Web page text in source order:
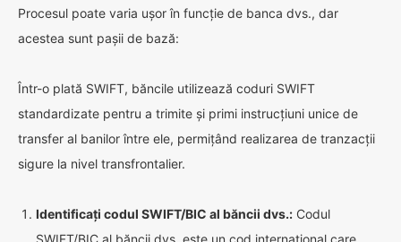
Procesul poate varia ușor în funcție de banca dvs., dar
acestea sunt pașii de bază:
Într-o plată SWIFT, băncile utilizează coduri SWIFT
standardizate pentru a trimite și primi instrucțiuni unice de
transfer al banilor între ele, permițând realizarea de tranzacții
sigure la nivel transfrontalier.
Identificați codul SWIFT/BIC al băncii dvs.: Codul
SWIFT/BIC al băncii dvs. este un cod internațional care